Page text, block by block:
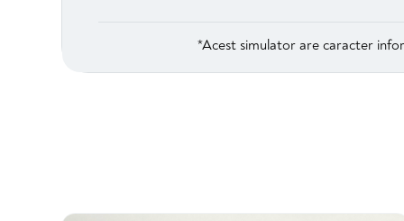
*Acest simulator are caracter